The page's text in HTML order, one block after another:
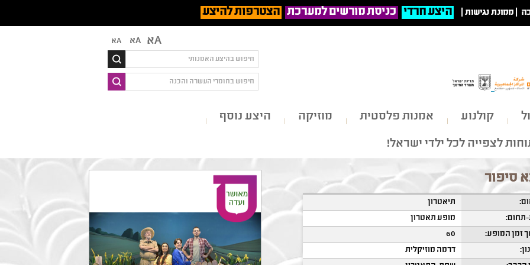
ממונת נגישות היצע חרדי כניסת מורשים למערכת הצטרפות להיצע
Aא Aא Aא
קולנוע אמנות פלסטית מוזיקה
היצע נוסף
לצפייה לכל ילדי ישראל!
סיפור
תיאטרון
תחום:
מופע תאטרון
זמן המופע:
60
דרמה מוזיקלית